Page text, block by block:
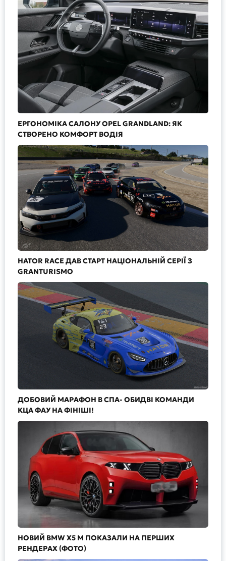
ЕРГОНОМІКА САЛОНУ OPEL GRANDLAND: ЯК
СТВОРЕНО КОМФОРТ ВОДІЯ
HATOR RACE ДАВ СТАРТ НАЦІОНАЛЬНІЙ СЕРІЇ З
GRANTURISMO
ДОБОВИЙ МАРАФОН В СПА- ОБИДВІ КОМАНДИ
КЦА ФАУ НА ФІНІШІ!
НОВИЙ BMW X5 M ПОКАЗАЛИ НА ПЕРШИХ
РЕНДЕРАХ (ФОТО)